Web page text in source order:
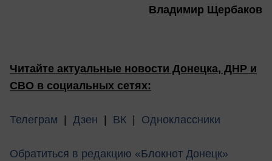
Владимир Щербаков
Читайте актуальные новости Донецка, ДНР и
СВО в социальных сетях:
Телеграм Дзен ВК Одноклассники
Обратиться в редакцию «Блокнот Донецк»